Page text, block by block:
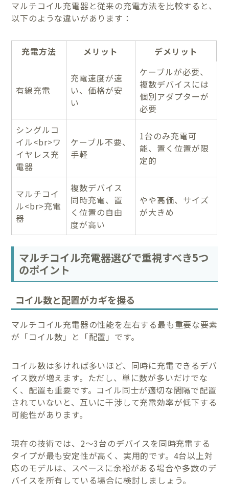
マルチコイル充電器と従来の充電方法を比較すると、
以下のような違いがあります：
充電方法 メリット デメリット
有線充電
充電速度が速
い、価格が安
い
ケーブルが必要、
複数デバイスには
個別アダプターが
必要
シングルコ
イル<br>ワ
イヤレス充
電器
ケーブル不要、
手軽
1台のみ充電可
能、置く位置が限
定的
マルチコイ
ル<br>充電
器
複数デバイス
同時充電、置
く位置の自由
度が高い
やや高価、サイズ
が大きめ
マルチコイル充電器選びで重視すべき5つ
のポイント
コイル数と配置がカギを握る
マルチコイル充電器の性能を左右する最も重要な要素
が「コイル数」と「配置」です。
コイル数は多ければ多いほど、同時に充電できるデバ
イス数が増えます。ただし、単に数が多いだけでな
く、配置も重要です。コイル同士が適切な間隔で配置
されていないと、互いに干渉して充電効率が低下する
可能性があります。
現在の技術では、2～3台のデバイスを同時充電する
タイプが最も安定性が高く、実用的です。4台以上対
応のモデルは、スペースに余裕がある場合や多数のデ
バイスを所有している場合に検討しましょう。